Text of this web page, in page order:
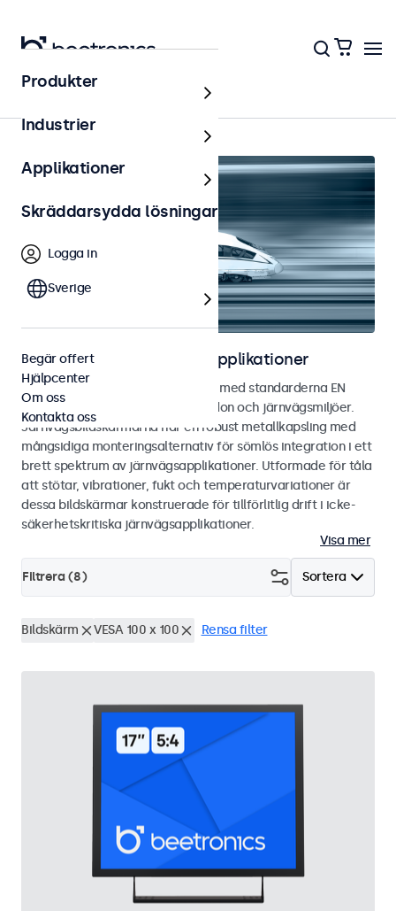
Hem
Bildskärmar för järnvägsapplikationer
Bildskärmar utvecklade i enlighet med standarderna EN
50155 och EN 45545-2 för spårfordon och järnvägsmiljöer.
Järnvägsbildskärmarna har en robust metallkapsling med
mångsidiga monteringsalternativ för sömlös integration i ett
brett spektrum av järnvägsapplikationer. Utformade för tåla
att stötar, vibrationer, fukt och temperaturvariationer är
dessa bildskärmar konstruerade för tillförlitlig drift i icke-
säkerhetskritiska järnvägsapplikationer.
Visa mer
Sortera
Filtrera (8)
Bildskärm VESA 100 x 100 Rensa filter
Produkter
Industrier
Applikationer
Skräddarsydda lösningar
Logga in
Sverige
Begär offert
Hjälpcenter
Om oss
Kontakta oss